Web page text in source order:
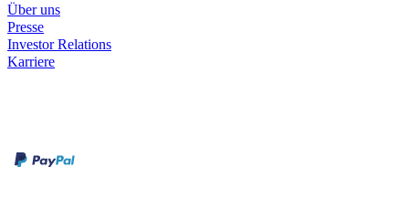
Über uns
Presse
Investor Relations
Karriere